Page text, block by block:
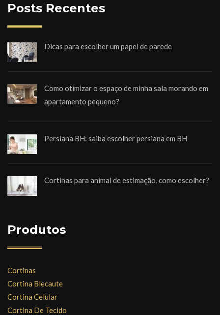
Posts Recentes
Dicas para escolher um papel de parede
Como otimizar o espaço de minha sala morando em
apartamento pequeno?
Persiana BH: saiba escolher persiana em BH
Cortinas para animal de estimação, como escolher?
Produtos
Cortinas
Cortina Blecaute
Cortina Celular
Cortina De Tecido